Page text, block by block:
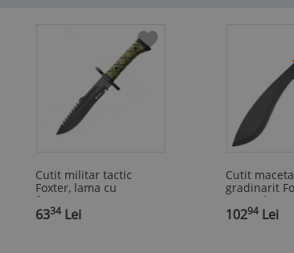
Cutit militar tactic
Foxter, lama cu
ferastrau, 34 cm, toc,
verde
6334 Lei
Cutit
gradinarit
45 cm, lama
lama
10294 Lei